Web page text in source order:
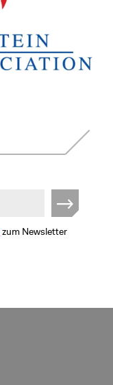
zum Newsletter